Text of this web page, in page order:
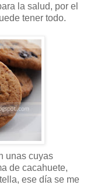
la salud, por el
tener todo.
unas cuyas
de cacahuete,
ese día se me